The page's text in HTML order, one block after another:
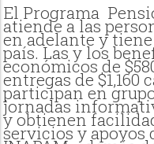
El Programa
atiende a las
en adelante y
país. Las y los
económicos de
entregas de $1,160
participan en
jornadas
y obtienen
servicios y